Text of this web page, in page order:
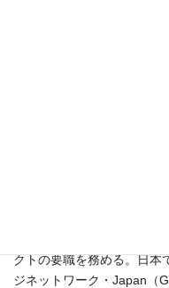
クトの要職を務める。日本
ジネットワーク・Japan（